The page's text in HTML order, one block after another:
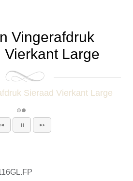
Vingerafdruk
Vierkant Large